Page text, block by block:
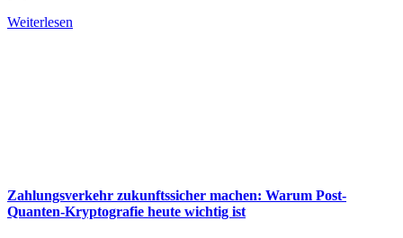
Weiterlesen
Zahlungsverkehr zukunftssicher machen: Warum Post-
Quanten-Kryptografie heute wichtig ist